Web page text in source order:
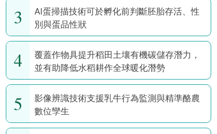
3
AI蛋掃描技術可於孵化前判斷胚胎存活、性
別與蛋品性狀
4
覆蓋作物具提升稻田土壤有機碳儲存潛力，
並有助降低水稻耕作全球暖化潛勢
5
影像辨識技術支援乳牛行為監測與精準酪農
數位孿生